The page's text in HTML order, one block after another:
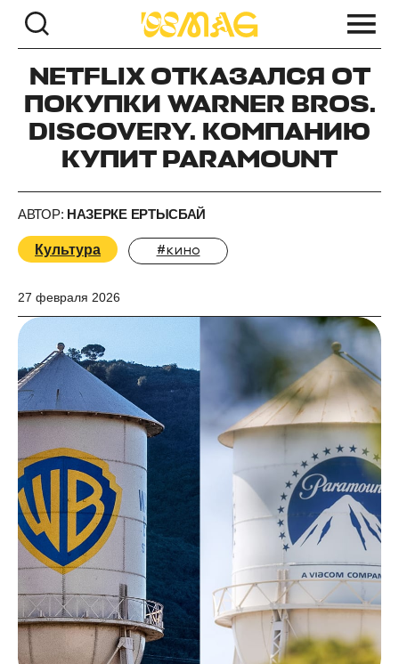
NETFLIX ОТКАЗАЛСЯ ОТ
ПОКУПКИ WARNER BROS.
DISCOVERY. КОМПАНИЮ
КУПИТ PARAMOUNT
АВТОР: НАЗЕРКЕ ЕРТЫСБАЙ
Культура #кино
27 февраля 2026